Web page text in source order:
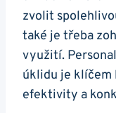
zvolit
také je třeba
využití.
úklidu je klíčem
efektivity a